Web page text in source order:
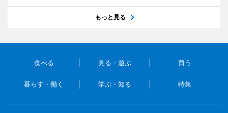
もっと見る
食べる 見る・遊ぶ 買う
暮らす・働く 学ぶ・知る 特集